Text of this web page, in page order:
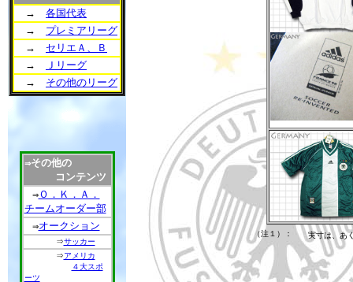
→ 各国代表
→ プレミアリーグ
→ セリエＡ、Ｂ
→
Ｊリーグ
→ その他のリーグ
⇒その他の
コンテンツ
⇒Ｏ．Ｋ．Ａ．
チームオーダー部
⇒オークション
⇒サッカー
⇒アメリカ
４大スポ
ーツ
（注１）： 実寸は、あ